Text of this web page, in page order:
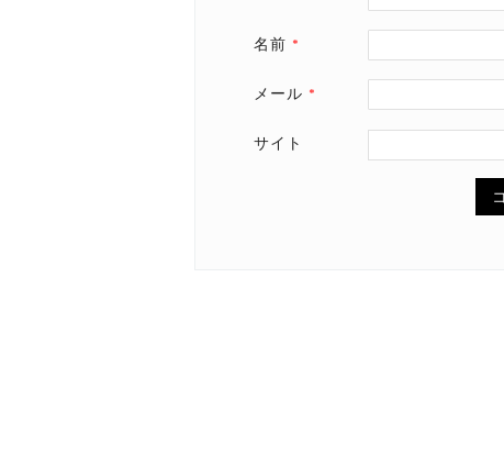
名前 *
メール *
サイト